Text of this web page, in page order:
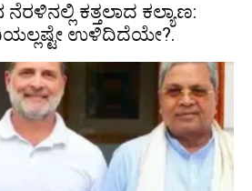
ಕತ್ತಲಾದ ಕಲ್ಯಾಣ:
ಉಳಿದಿದೆಯೇ?.